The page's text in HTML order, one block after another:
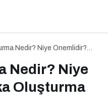
Nedir? Niye Önemlidir?
Nedir? Niye
Oluşturma
Niye Önemlidir?